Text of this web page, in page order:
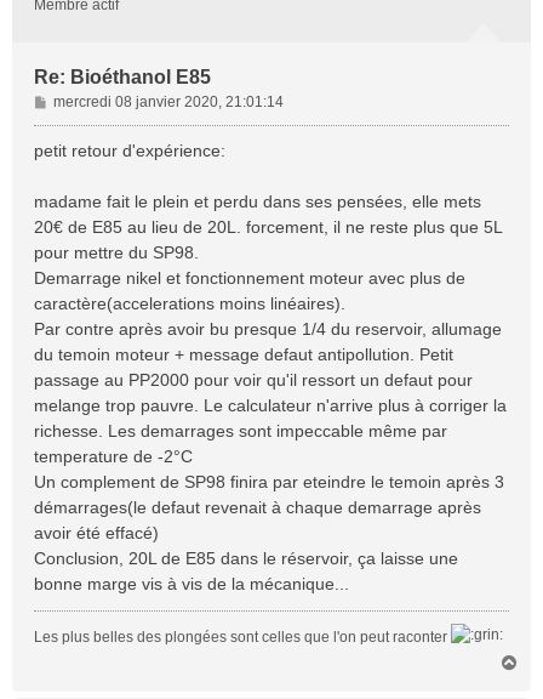
Membre actif
Re: Bioéthanol E85
M
e
s
g
e
mercredi 08 janvier 2020, 21:01:14
petit retour d'expérience:
madame fait le plein et perdu dans ses pensées, elle mets
20€ de E85 au lieu de 20L. forcement, il ne reste plus que 5L
pour mettre du SP98.
Demarrage nikel et fonctionnement moteur avec plus de
caractère(accelerations moins linéaires).
Par contre après avoir bu presque 1/4 du reservoir, allumage
du temoin moteur + message defaut antipollution. Petit
passage au PP2000 pour voir qu'il ressort un defaut pour
melange trop pauvre. Le calculateur n'arrive plus à corriger la
richesse. Les demarrages sont impeccable même par
temperature de -2°C
Un complement de SP98 finira par eteindre le temoin après 3
démarrages(le defaut revenait à chaque demarrage après
avoir été effacé)
Conclusion, 20L de E85 dans le réservoir, ça laisse une
bonne marge vis à vis de la mécanique...
Les plus belles des plongées sont celles que l'on peut raconter